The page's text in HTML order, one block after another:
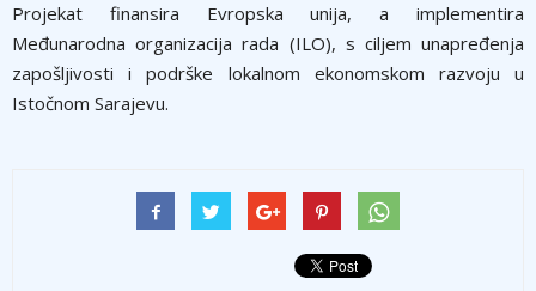
Projekat finansira Evropska unija, a implementira
Međunarodna organizacija rada (ILO), s ciljem unapređenja
zapošljivosti i podrške lokalnom ekonomskom razvoju u
Istočnom Sarajevu.